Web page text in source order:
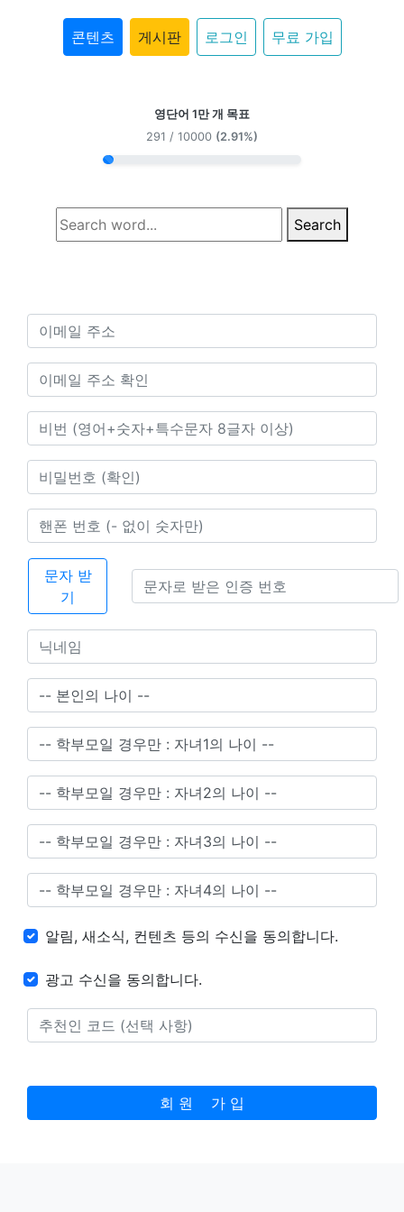
콘텐츠 게시판 로그인 무료 가입
영단어 1만 개 목표
291 / 10000 (2.91%)
Search
문자 받
기
알림, 새소식, 컨텐츠 등의 수신을 동의합니다.
광고 수신을 동의합니다.
회 원 가 입